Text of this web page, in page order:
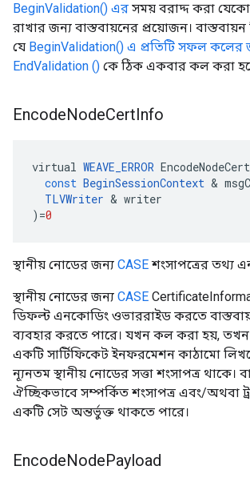
BeginValidation() এর সময় বরাদ্দ করা
রাখার জন্য বাস্তবায়নের প্রয়োজন।
যে BeginValidation() এ প্রতিটি সফল কলের
EndValidation () কে ঠিক একবার কল করা
EncodeNodeCertInfo
virtual WEAVE_ERROR
const BeginSessionContext &
TLVWriter & writer
) =0
স্থানীয় নোডের জন্য CASEশংসাপত্রের তথ্য
স্থানীয় নোডের জন্য CASE
ডিফল্ট এনকোডিং ওভাররাইড করতে
ব্যবহার করতে পারে। যখন কল করা হয়, তখন
একটি সার্টিফিকেট ইনফরমেশন কাঠামো
ন্যূনতম স্থানীয় নোডের সত্তা শংসাপত্র থাকে।
ঐচ্ছিকভাবে সম্পর্কিত শংসাপত্র এবং/অথবা
একটি সেট অন্তর্ভুক্ত থাকতে পারে।
EncodeNodePayload